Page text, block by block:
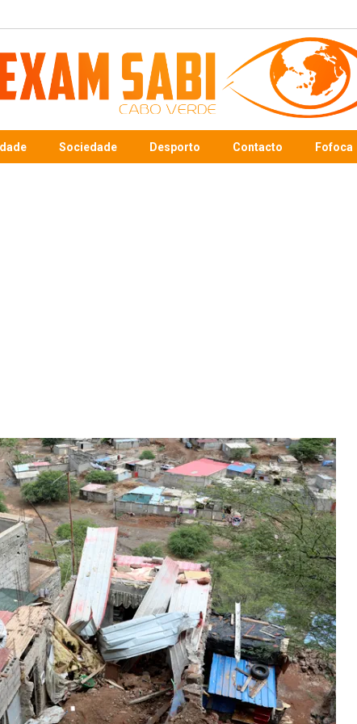
Sociedade Desporto Contacto Fofoca
para cama
"
Video: Caboverdiana konta
motivo ki fazel larga
Portugal pa volta pa Cabo
Verde
LER MAIS